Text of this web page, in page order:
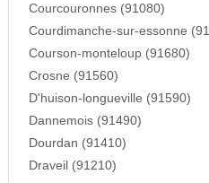
Courcouronnes (91080)
Courdimanche-sur-essonne
Courson-monteloup (91680)
Crosne (91560)
D'huison-longueville (91590)
Dannemois (91490)
Dourdan (91410)
Draveil (91210)